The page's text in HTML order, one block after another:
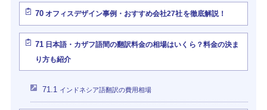
70オフィスデザイン事例・おすすめ会社27社を徹底解説！
71日本語・カザフ語間の翻訳料金の相場はいくら？料金の決ま
り方も紹介
71.1 インドネシア語翻訳の費用相場